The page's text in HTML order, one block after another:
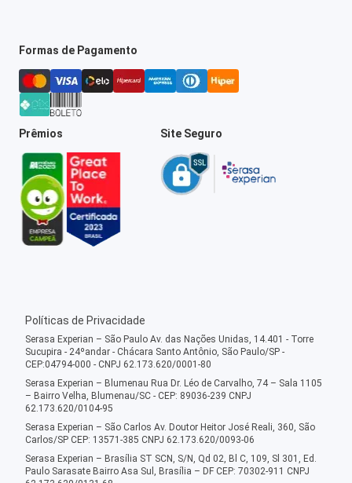
Formas de Pagamento
Prêmios Site Seguro
Políticas de Privacidade
Serasa Experian – São Paulo Av. das Nações Unidas, 14.401 - Torre
Sucupira - 24ºandar - Chácara Santo Antônio, São Paulo/SP -
CEP:04794-000 - CNPJ 62.173.620/0001-80
Serasa Experian – Blumenau Rua Dr. Léo de Carvalho, 74 – Sala 1105
– Bairro Velha, Blumenau/SC - CEP: 89036-239 CNPJ
62.173.620/0104-95
Serasa Experian – São Carlos Av. Doutor Heitor José Reali, 360, São
Carlos/SP CEP: 13571-385 CNPJ 62.173.620/0093-06
Serasa Experian – Brasília ST SCN, S/N, Qd 02, Bl C, 109, Sl 301, Ed.
Paulo Sarasate Bairro Asa Sul, Brasília – DF CEP: 70302-911 CNPJ